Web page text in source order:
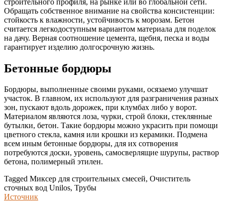
Обращать собственное внимание на свойства консистенции:
стойкость к влажности, устойчивость к морозам. Бетон
считается легкодоступным вариантом материала для поделок
на дачу. Верная соотношение цемента, щебня, песка и воды
гарантирует изделию долгосрочную жизнь.
Бетонные бордюры
Бордюры, выполненные своими руками, осязаемо улучшат
участок. В главном, их используют для разграничения разных
зон, пускают вдоль дорожек, при клумбах либо у ворот.
Материалом являются лоза, чурки, строй блоки, стеклянные
бутылки, бетон. Такие бордюры можно украсить при помощи
цветного стекла, камня или крошки из керамики. Подмена
всем иным бетонные бордюры, для их сотворения
потребуются доски, уровень, самосверлящие шурупы, раствор
бетона, полимерный этилен.
Tagged Миксер для строительных смесей, Очиститель
сточных вод Unilos, Трубы
Источник